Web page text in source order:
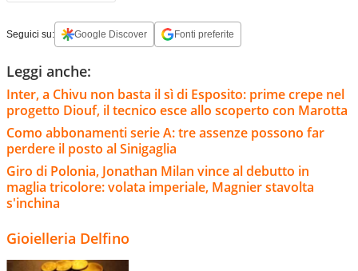
Seguici su: Google Discover Fonti preferite
Leggi anche:
Inter, a Chivu non basta il sì di Esposito: prime crepe nel
progetto Diouf, il tecnico esce allo scoperto con Marotta
Como abbonamenti serie A: tre assenze possono far
perdere il posto al Sinigaglia
Giro di Polonia, Jonathan Milan vince al debutto in
maglia tricolore: volata imperiale, Magnier stavolta
s'inchina
Gioielleria Delfino